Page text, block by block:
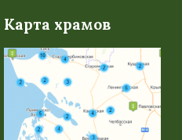
Карта храмов